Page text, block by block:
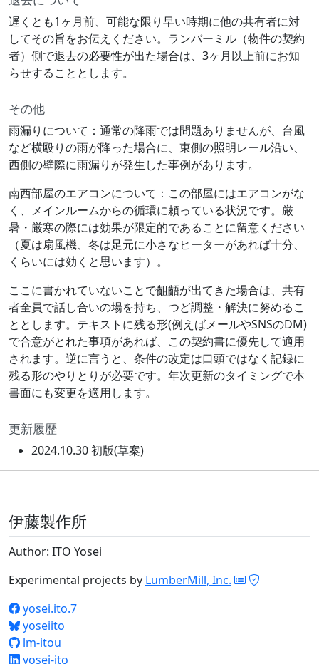
遅くとも1ヶ月前、可能な限り早い時期に他の共有者に対
してその旨をお伝えください。ランバーミル（物件の契約
者）側で退去の必要性が出た場合は、3ヶ月以上前にお知
らせすることとします。
その他
雨漏りについて：通常の降雨では問題ありませんが、台風
など横殴りの雨が降った場合に、東側の照明レール沿い、
西側の壁際に雨漏りが発生した事例があります。
南西部屋のエアコンについて：この部屋にはエアコンがな
く、メインルームからの循環に頼っている状況です。厳
暑・厳寒の際には効果が限定的であることに留意ください
（夏は扇風機、冬は足元に小さなヒーターがあれば十分、
くらいには効くと思います）。
ここに書かれていないことで齟齬が出てきた場合は、共有
者全員で話し合いの場を持ち、つど調整・解決に努めるこ
ととします。テキストに残る形(例えばメールやSNSのDM)
で合意がとれた事項があれば、この契約書に優先して適用
されます。逆に言うと、条件の改定は口頭ではなく記録に
残る形のやりとりが必要です。年次更新のタイミングで本
書面にも変更を適用します。
更新履歴
2024.10.30 初版(草案)
伊藤製作所
Author: ITO Yosei
Experimental projects by LumberMill, Inc.
yosei.ito.7
yoseiito
lm-itou
yosei-ito